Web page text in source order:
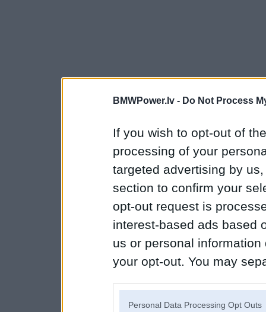
BMWPower.lv - Do Not Process
If you wish to opt-out of
processing of your
targeted advertising by
section to confirm your
opt-out request is
interest-based ads based
us or personal
your opt-out. You may
Personal Data Processing Opt Outs